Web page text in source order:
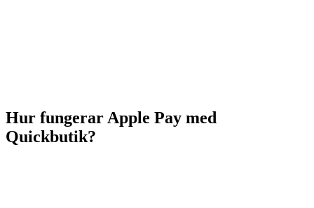
Hur fungerar Apple Pay med
Quickbutik?